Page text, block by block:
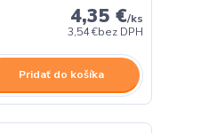
4,35 €/ks
3,54 €bez DPH
Pridať do košíka